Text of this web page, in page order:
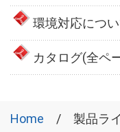
環境対応につ
カタログ(全ペ
Home 製品ラ